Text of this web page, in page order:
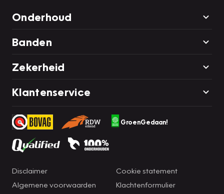
Onderhoud
Banden
Zekerheid
Klantenservice
GroenGedaan!
Disclaimer
Algemene voorwaarden
Cookie statement
Klachtenformulier